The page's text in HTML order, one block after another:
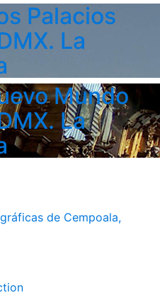
Palacios
La
Mundo
La
de Cempoala,